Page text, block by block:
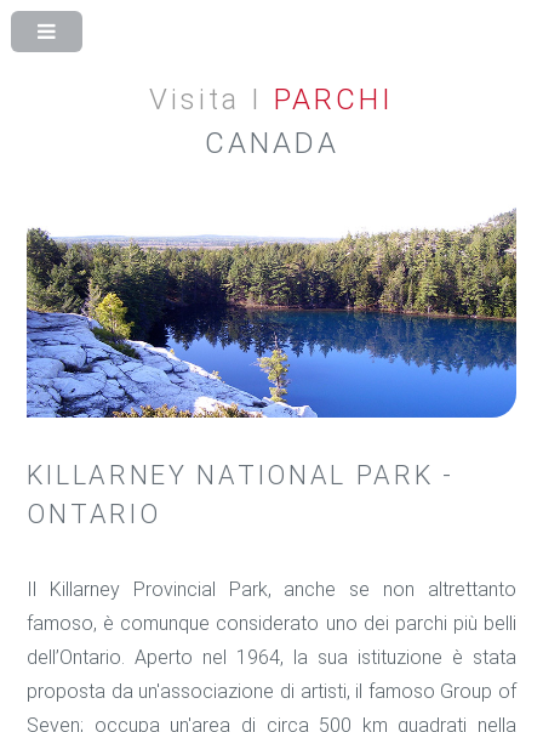
Visita I PARCHI
CANADA
KILLARNEY NATIONAL PARK -
ONTARIO
Il Killarney Provincial Park, anche se non altrettanto
famoso, è comunque considerato uno dei parchi più belli
dell’Ontario. Aperto nel 1964, la sua istituzione è stata
proposta da un'associazione di artisti, il famoso Group of
Seven; occupa un'area di circa 500 km quadrati nella